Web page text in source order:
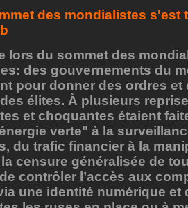
des mondialistes s'est
lors du sommet des
des gouvernements du
pour donner des ordres et
élites. À plusieurs
et choquantes étaient
verte" à la
du trafic financier à la
censure généralisée de
contrôler l’accès aux
une identité numérique et